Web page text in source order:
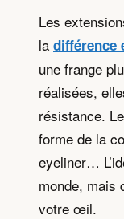
Les
la différence
une frange
réalisées,
résistance.
forme de la
eyeliner…
monde, mais
votre œil.